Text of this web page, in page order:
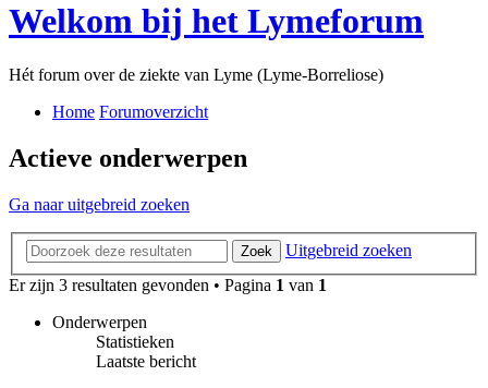
Welkom bij het Lymeforum
Hét forum over de ziekte van Lyme (Lyme-Borreliose)
Home Forumoverzicht
Actieve onderwerpen
Ga naar uitgebreid zoeken
Zoek
Uitgebreid zoeken
Er zijn 3 resultaten gevonden • Pagina 1 van 1
Onderwerpen
Statistieken
Laatste bericht